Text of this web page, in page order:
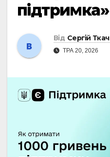
підтримка»
Від Сергій Ткач
ТРА 20, 2026